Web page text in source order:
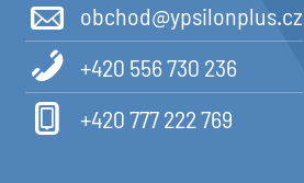
obchod@ypsilonplus.cz
+420 556 730 236
+420 777 222 769